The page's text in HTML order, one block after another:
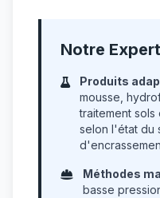
Notre
Produits
mousse,
traitement sols
selon l'état du
Méthodes
basse